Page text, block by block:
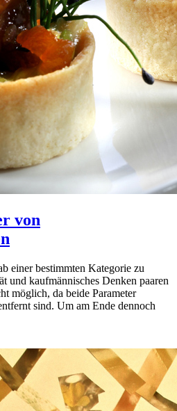
von
einer bestimmten Kategorie zu
und kaufmännisches Denken paaren
möglich, da beide Parameter
sind. Um am Ende dennoch